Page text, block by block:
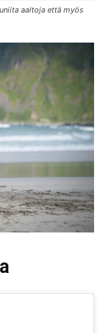
aaltoja että myös